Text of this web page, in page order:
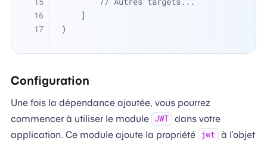
    ]
)
Configuration
Une fois la dépendance ajoutée, vous pourrez
commencer à utiliser le module JWT dans votre
application. Ce module ajoute la propriété
jwt à l’objet